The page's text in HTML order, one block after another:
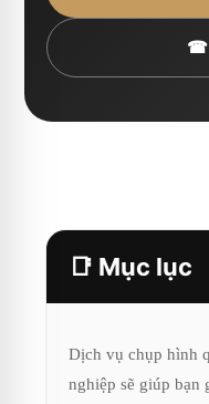
☎
📑 Mục lục
Dịch vụ chụp hình
nghiệp sẽ giúp bạn